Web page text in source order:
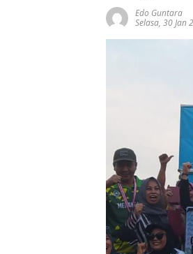
Edo Guntara
Selasa, 30 Jan